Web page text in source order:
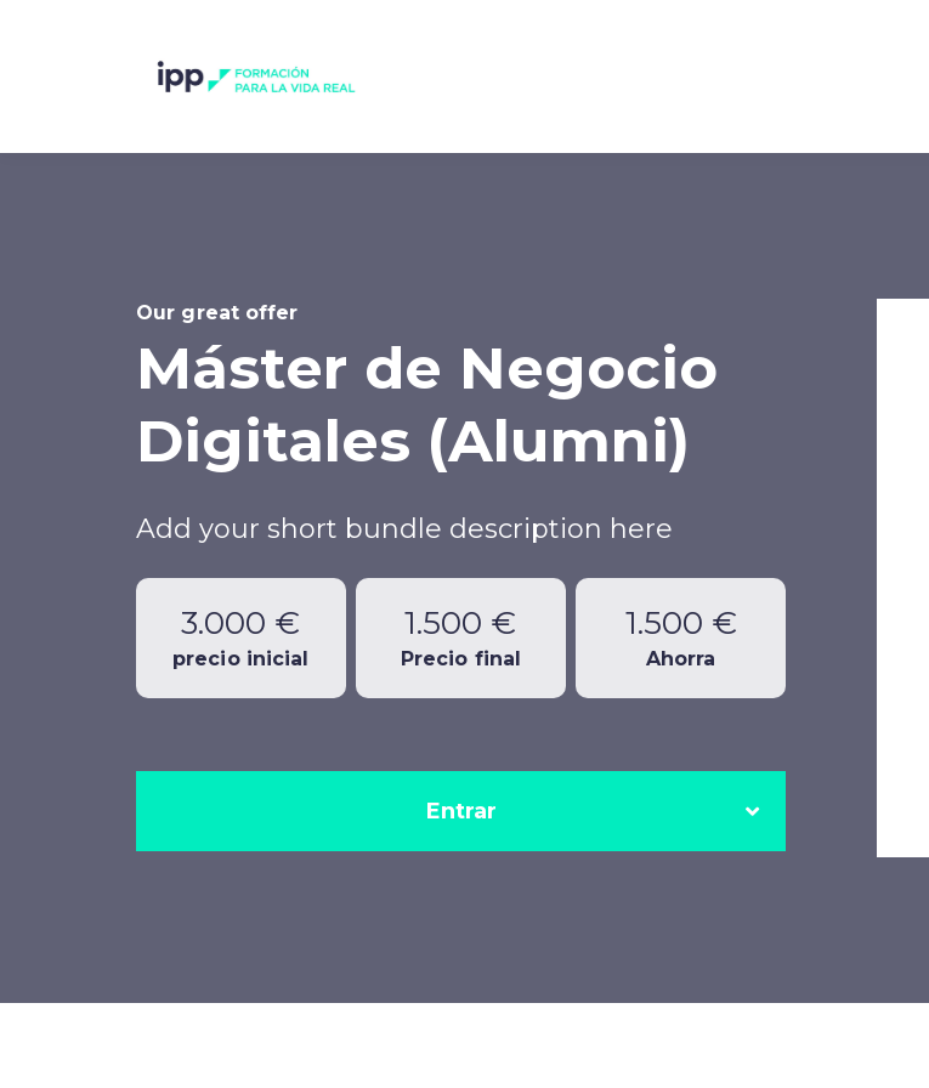
Our great offer
Máster de Negocio
Digitales (Alumni)
Add your short bundle description here
3.000 €
precio inicial
1.500 €
Precio final
1.500 €
Ahorra
Entrar